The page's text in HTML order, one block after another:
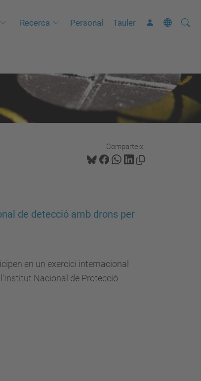
Recerca Personal Tauler Cerca
C
a
a
Comparteix:
de detecció amb drons per
en un exercici internacional
Nacional de Protecció